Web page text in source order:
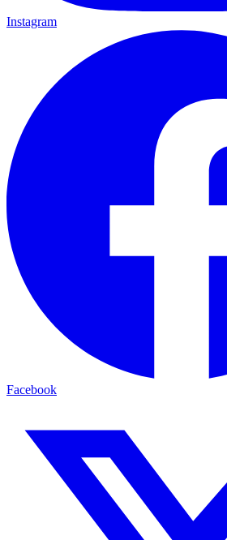
Instagram
Facebook